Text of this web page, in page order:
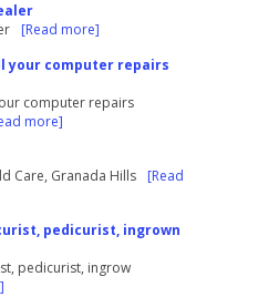
[Read more]
your computer repairs
computer repairs
more]
Care, Granada Hills
[Read
pedicurist, ingrown
pedicurist, ingrow